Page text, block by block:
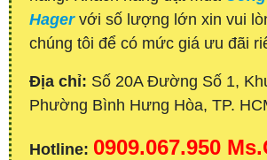
Hagervới số lượng lớn xin vui
chúng tôi để có mức giá ưu đãi
Địa chỉ: Số 20A Đường Số 1,
Phường Bình Hưng Hòa, TP.
Hotline: 0909.067.950